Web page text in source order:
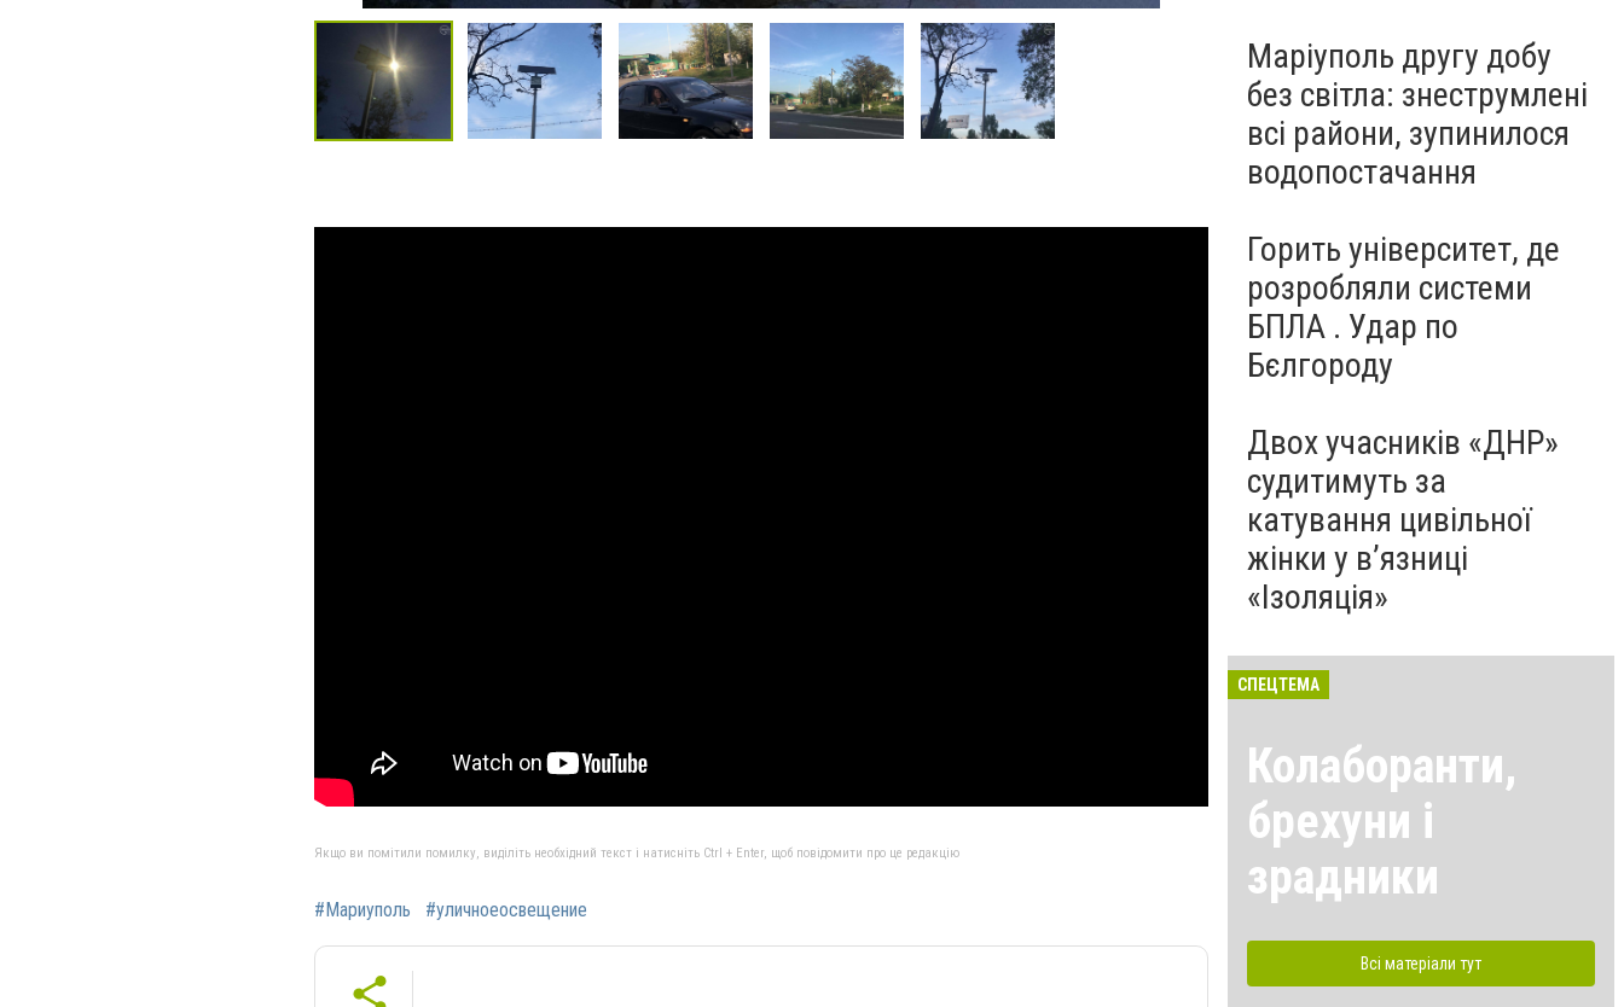
Якщо ви помітили помилку, виділіть необхідний текст і натисніть Ctrl + Enter, щоб повідомити про це редакцію
#Мариуполь #уличноеосвещение
Маріуполь другу добу
без світла: знеструмлені
всі райони, зупинилося
водопостачання
Горить університет, де
розробляли системи
БПЛА . Удар по
Бєлгороду
Двох учасників «ДНР»
судитимуть за
катування цивільної
жінки у в’язниці
«Ізоляція»
СПЕЦТЕМА
Колаборанти,
брехуни і
зрадники
Всі матеріали тут